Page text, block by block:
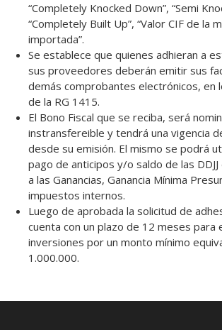
“Completely Knocked Down”, “Semi
“Completely Built Up”, “Valor CIF de la
importada”.
Se establece que quienes adhieran a
sus proveedores deberán emitir sus
demás comprobantes electrónicos, en
de la RG 1415.
El Bono Fiscal que se reciba, será
instransfereible y tendrá una vigencia
desde su emisión. El mismo se podrá
pago de anticipos y/o saldo de las
a las Ganancias, Ganancia Mínima
impuestos internos.
Luego de aprobada la solicitud de
cuenta con un plazo de 12 meses para
inversiones por un monto mínimo
1.000.000.